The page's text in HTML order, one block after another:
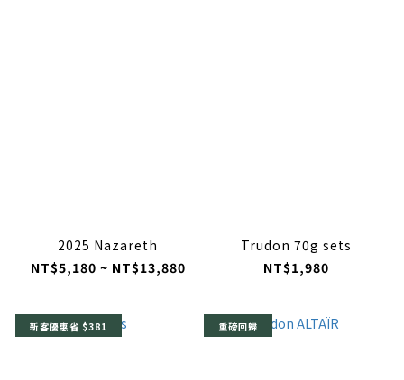
2025 Nazareth
NT$5,180 ~ NT$13,880
Trudon 70g sets
NT$1,980
新客優惠省 $381 重磅回歸